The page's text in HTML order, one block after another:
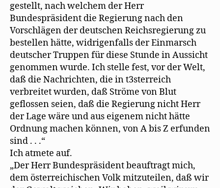
gestellt, nach welchem der Herr
Bundespräsident die Regierung nach den
Vorschlägen der deutschen Reichsregierung zu
bestellen hätte, widrigenfalls der Einmarsch
deutscher Truppen für diese Stunde in Aussicht
genommen wurde. Ich stelle fest, vor der Welt,
daß die Nachrichten, die in t3sterreich
verbreitet wurden, daß Ströme von Blut
geflossen seien, daß die Regierung nicht Herr
der Lage wäre und aus eigenem nicht hätte
Ordnung machen können, von A bis Z erfunden
sind . . .“
Ich atmete auf.
„Der Herr Bundespräsident beauftragt mich,
dem österreichischen Volk mitzuteilen, daß wir